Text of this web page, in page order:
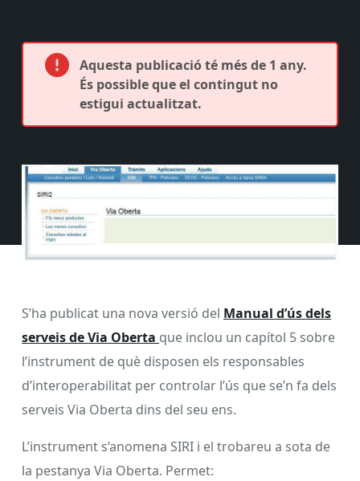
Aquesta publicació té més de 1 any.
És possible que el contingut no
estigui actualitzat.
S’ha publicat una nova versió del Manual d’ús dels
serveis de Via Oberta que inclou un capítol 5 sobre
l’instrument de què disposen els responsables
d’interoperabilitat per controlar l’ús que se’n fa dels
serveis Via Oberta dins del seu ens.
L’instrument s’anomena SIRI i el trobareu a sota de
la pestanya Via Oberta. Permet: